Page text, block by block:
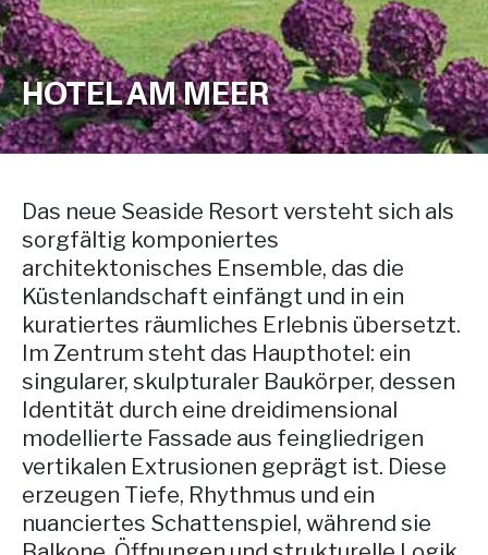
HOTEL AM MEER
Das neue Seaside Resort versteht sich als
sorgfältig komponiertes
architektonisches Ensemble, das die
Küstenlandschaft einfängt und in ein
kuratiertes räumliches Erlebnis übersetzt.
Im Zentrum steht das Haupthotel: ein
singularer, skulpturaler Baukörper, dessen
Identität durch eine dreidimensional
modellierte Fassade aus feingliedrigen
vertikalen Extrusionen geprägt ist. Diese
erzeugen Tiefe, Rhythmus und ein
nuanciertes Schattenspiel, während sie